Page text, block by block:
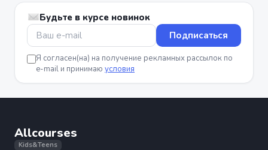
Будьте в курсе новинок
Подписаться
Я согласен(на) на получение рекламных рассылок по
e-mail и принимаю условия
Allcourses
Kids&Teens